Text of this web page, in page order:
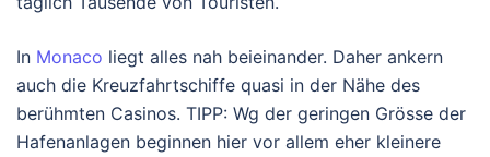
In Monaco liegt alles nah beieinander. Daher ankern
auch die Kreuzfahrtschiffe quasi in der Nähe des
berühmten Casinos. TIPP: Wg der geringen Grösse der
Hafenanlagen beginnen hier vor allem eher kleinere